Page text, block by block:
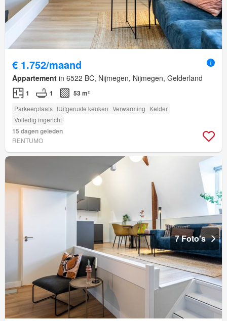
€ 1.752/maand
Appartement in 6522 BC, Nijmegen, Nijmegen, Gelderland
1 1 53 m²
Parkeerplaats IUitgeruste keuken Verwarming Kelder
Volledig ingericht
15 dagen geleden
RENTUMO
7 Foto's